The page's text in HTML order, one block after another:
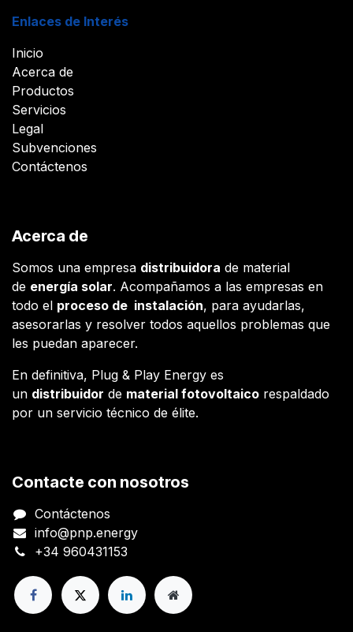
Enlaces de Interés
Inicio
Acerca de
Productos
Servicios
Legal
Subvenciones
Contáctenos
Acerca de
Somos una empresa distribuidora de material
de energía solar. Acompañamos a las empresas en
todo el proceso de instalación, para ayudarlas,
asesorarlas y resolver todos aquellos problemas que
les puedan aparecer.
En definitiva, Plug & Play Energy es
un distribuidor de material fotovoltaico respaldado
por un servicio técnico de élite.
Contacte con nosotros
Contáctenos
info@pnp.energy
+34 960431153